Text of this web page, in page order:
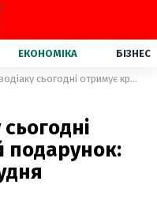
ЕКОНОМІКА БІЗНЕС
Який знак зодіаку сьогодні отримує красивий подарунок: гороскоп на 25 грудня
подарунок: